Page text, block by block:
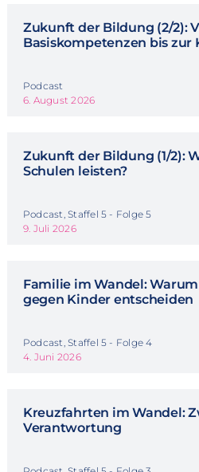
Zukunft der Bildung (2/2):
Basiskompetenzen bis zur
Podcast
6. August 2026
Zukunft der Bildung (1/2):
Schulen leisten?
Podcast, Staffel 5 - Folge 5
9. Juli 2026
Familie im Wandel:
gegen Kinder entscheiden
Podcast, Staffel 5 - Folge 4
4. Juni 2026
Kreuzfahrten im Wandel:
Verantwortung